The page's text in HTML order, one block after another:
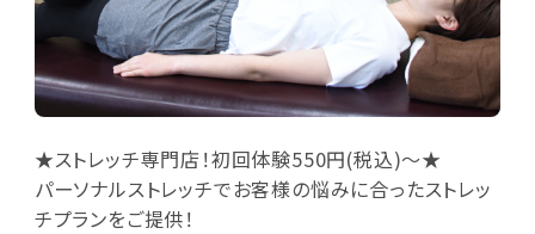
★ストレッチ専門店！初回体験550円(税込)～★
パーソナルストレッチでお客様の悩みに合ったストレッ
チプランをご提供！